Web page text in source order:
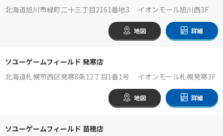
北海道旭川市緑町二十三丁目2161番地3 イオンモール旭川西3F
地図 詳細
ソユーゲームフィールド 発寒店
北海道札幌市西区発寒8条12丁目1番1号 イオンモール札幌発寒3F
地図 詳細
ソユーゲームフィールド 苗穂店